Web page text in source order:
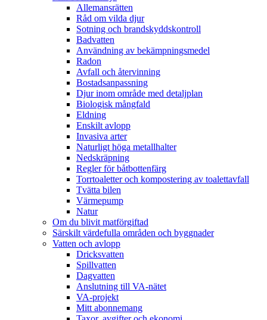
Allemansrätten
Råd om vilda djur
Sotning och brandskyddskontroll
Badvatten
Användning av bekämpningsmedel
Radon
Avfall och återvinning
Bostadsanpassning
Djur inom område med detaljplan
Biologisk mångfald
Eldning
Enskilt avlopp
Invasiva arter
Naturligt höga metallhalter
Nedskräpning
Regler för båtbottenfärg
Torrtoaletter och kompostering av toalettavfall
Tvätta bilen
Värmepump
Natur
Om du blivit matförgiftad
Särskilt värdefulla områden och byggnader
Vatten och avlopp
Dricksvatten
Spillvatten
Dagvatten
Anslutning till VA-nätet
VA-projekt
Mitt abonnemang